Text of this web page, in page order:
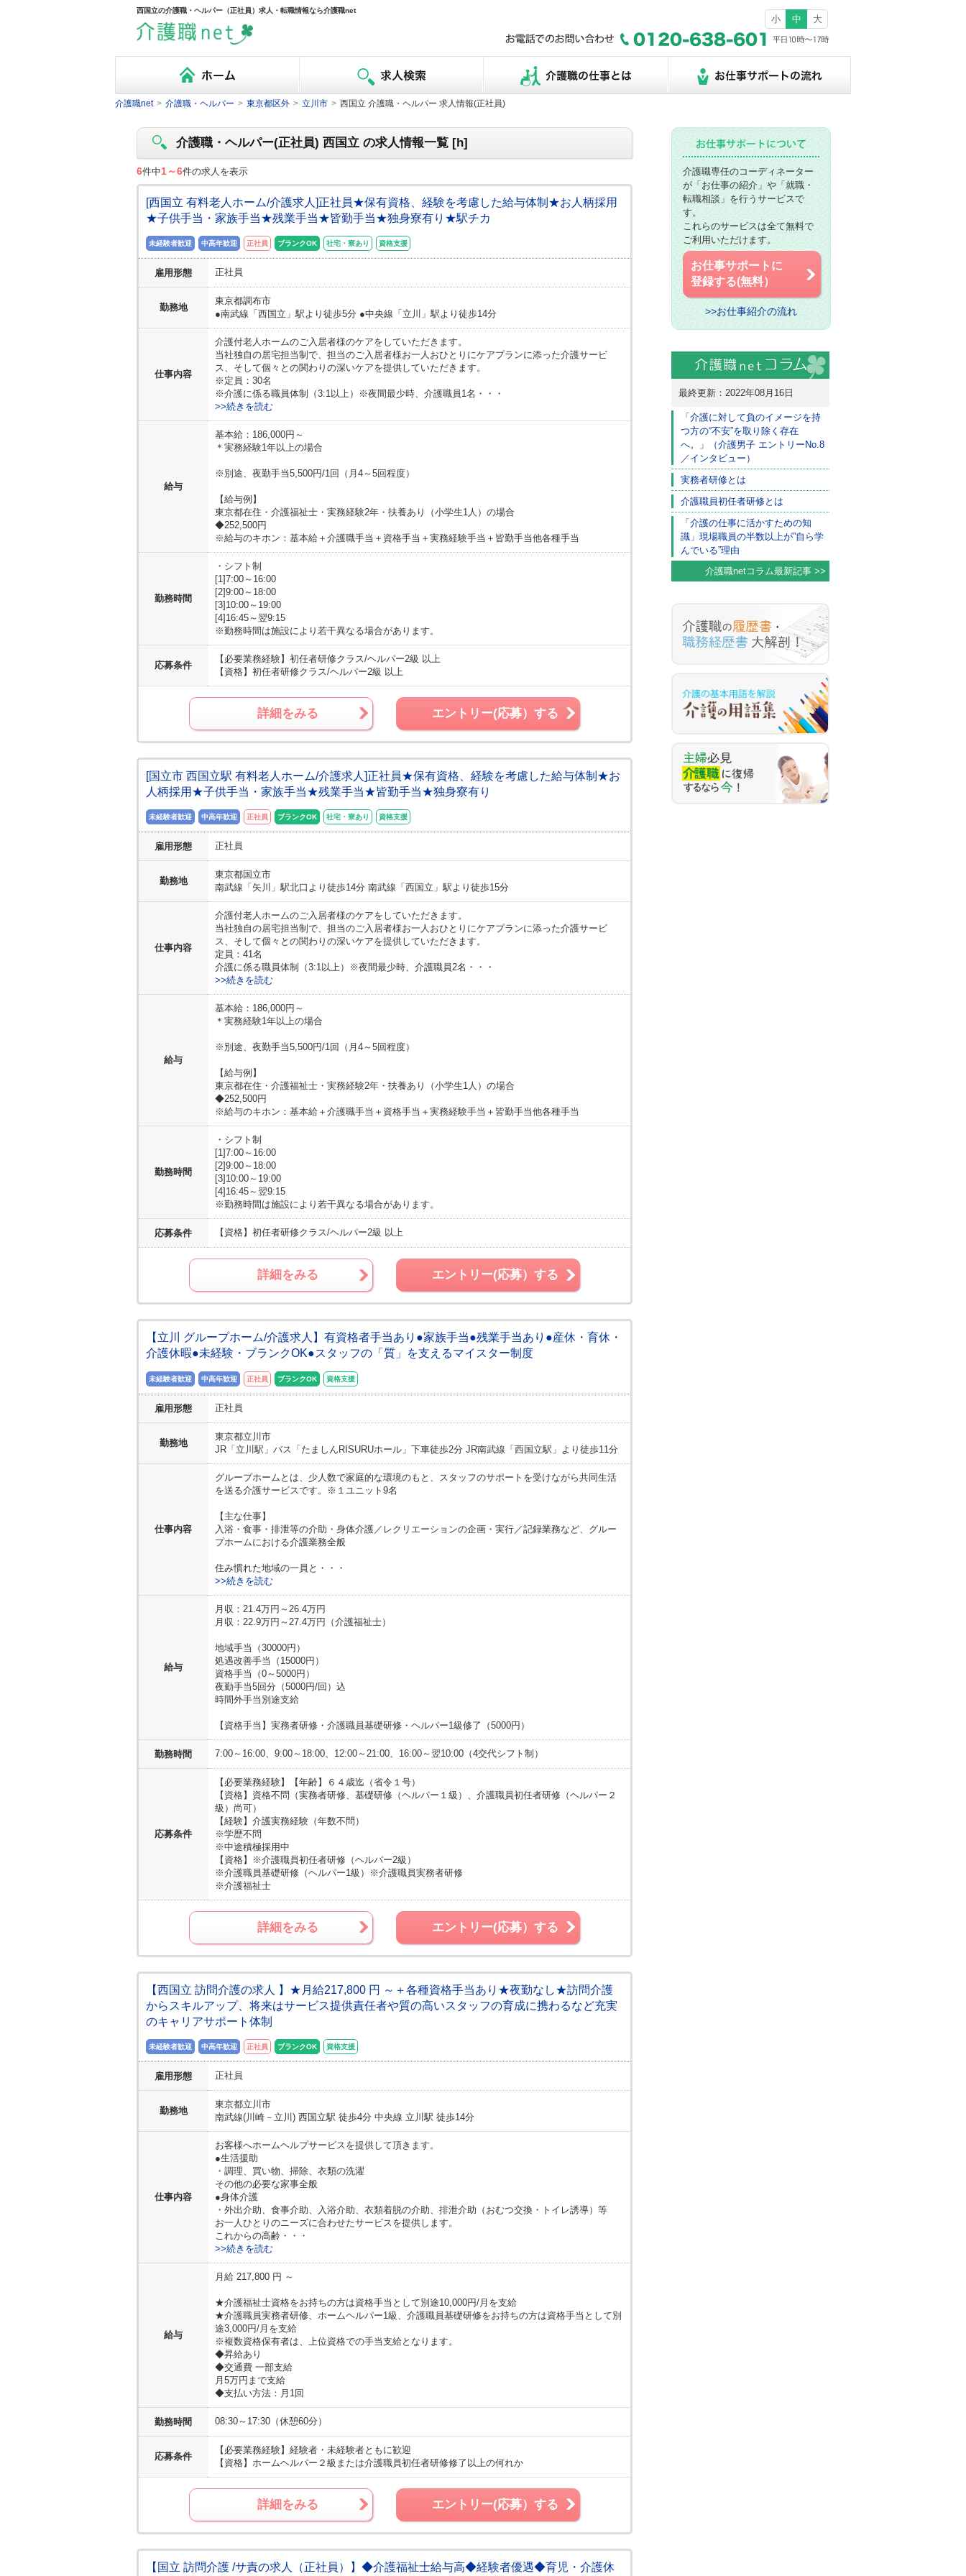
西国立の介護職・ヘルパー（正社員）求人・転職情報なら介護職net
小 中 大
介護職net > 介護職・ヘルパー > 東京都区外 > 立川市 > 西国立 介護職・ヘルパー 求人情報(正社員)
介護職・ヘルパー(正社員) 西国立 の求人情報一覧 [h]
6件中1～6件の求人を表示
[西国立 有料老人ホーム/介護求人]正社員★保有資格、経験を考慮した給与体制★お人柄採用
★子供手当・家族手当★残業手当★皆勤手当★独身寮有り★駅チカ
未経験者歓迎 中高年歓迎 正社員 ブランクOK 社宅・寮あり 資格支援
雇用形態 正社員
勤務地
東京都調布市
●南武線「西国立」駅より徒歩5分 ●中央線「立川」駅より徒歩14分
仕事内容
介護付老人ホームのご入居者様のケアをしていただきます。
当社独自の居宅担当制で、担当のご入居者様お一人おひとりにケアプランに添った介護サービ
ス、そして個々との関わりの深いケアを提供していただきます。
※定員：30名
※介護に係る職員体制（3:1以上）※夜間最少時、介護職員1名・・・
>>続きを読む
給与
基本給：186,000円～
＊実務経験1年以上の場合
※別途、夜勤手当5,500円/1回（月4～5回程度）
【給与例】
東京都在住・介護福祉士・実務経験2年・扶養あり（小学生1人）の場合
◆252,500円
※給与のキホン：基本給＋介護職手当＋資格手当＋実務経験手当＋皆勤手当他各種手当
勤務時間
・シフト制
[1]7:00～16:00
[2]9:00～18:00
[3]10:00～19:00
[4]16:45～翌9:15
※勤務時間は施設により若干異なる場合があります。
応募条件
【必要業務経験】 初任者研修クラス/ヘルパー2級 以上
【資格】 初任者研修クラス/ヘルパー2級 以上
詳細をみる エントリー(応募）する
[国立市 西国立駅 有料老人ホーム/介護求人]正社員★保有資格、経験を考慮した給与体制★お
人柄採用★子供手当・家族手当★残業手当★皆勤手当★独身寮有り
未経験者歓迎 中高年歓迎 正社員 ブランクOK 社宅・寮あり 資格支援
雇用形態 正社員
勤務地
東京都国立市
南武線「矢川」駅北口より徒歩14分 南武線「西国立」駅より徒歩15分
仕事内容
介護付老人ホームのご入居者様のケアをしていただきます。
当社独自の居宅担当制で、担当のご入居者様お一人おひとりにケアプランに添った介護サービ
ス、そして個々との関わりの深いケアを提供していただきます。
定員：41名
介護に係る職員体制（3:1以上）※夜間最少時、介護職員2名・・・
>>続きを読む
給与
基本給：186,000円～
＊実務経験1年以上の場合
※別途、夜勤手当5,500円/1回（月4～5回程度）
【給与例】
東京都在住・介護福祉士・実務経験2年・扶養あり（小学生1人）の場合
◆252,500円
※給与のキホン：基本給＋介護職手当＋資格手当＋実務経験手当＋皆勤手当他各種手当
勤務時間
・シフト制
[1]7:00～16:00
[2]9:00～18:00
[3]10:00～19:00
[4]16:45～翌9:15
※勤務時間は施設により若干異なる場合があります。
応募条件 【資格】 初任者研修クラス/ヘルパー2級 以上
詳細をみる エントリー(応募）する
【立川 グループホーム/介護求人】有資格者手当あり●家族手当●残業手当あり●産休・育休・
介護休暇●未経験・ブランクOK●スタッフの「質」を支えるマイスター制度
未経験者歓迎 中高年歓迎 正社員 ブランクOK 資格支援
雇用形態 正社員
勤務地
東京都立川市
JR「立川駅」バス「たましんRISURUホール」下車徒歩2分 JR南武線「西国立駅」より徒歩11分
仕事内容
グループホームとは、少人数で家庭的な環境のもと、スタッフのサポートを受けながら共同生活
を送る介護サービスです。※１ユニット9名
【主な仕事】
入浴・食事・排泄等の介助・身体介護／レクリエーションの企画・実行／記録業務など、グルー
プホームにおける介護業務全般
住み慣れた地域の一員と・・・
>>続きを読む
給与
月収：21.4万円～26.4万円
月収：22.9万円～27.4万円（介護福祉士）
地域手当（30000円）
処遇改善手当（15000円）
資格手当（0～5000円）
夜勤手当5回分（5000円/回）込
時間外手当別途支給
【資格手当】実務者研修・介護職員基礎研修・ヘルパー1級修了（5000円）
勤務時間 7:00～16:00、9:00～18:00、12:00～21:00、16:00～翌10:00（4交代シフト制）
応募条件
【必要業務経験】
【年齢】６４歳迄（省令１号）
【資格】資格不問（実務者研修、基礎研修（ヘルパー１級）、介護職員初任者研修（ヘルパー２
級）尚可）
【経験】介護実務経験（年数不問）
※学歴不問
※中途積極採用中
【資格】
※介護職員初任者研修（ヘルパー2級）
※介護職員基礎研修（ヘルパー1級）※介護職員実務者研修
※介護福祉士
詳細をみる エントリー(応募）する
【西国立 訪問介護の求人 】★月給217,800 円 ～＋各種資格手当あり★夜勤なし★訪問介護
からスキルアップ、将来はサービス提供責任者や質の高いスタッフの育成に携わるなど充実
のキャリアサポート体制
未経験者歓迎 中高年歓迎 正社員 ブランクOK 資格支援
雇用形態 正社員
勤務地
東京都立川市
南武線(川崎－立川) 西国立駅 徒歩4分 中央線 立川駅 徒歩14分
仕事内容
お客様へホームヘルプサービスを提供して頂きます。
●生活援助
・調理、買い物、掃除、衣類の洗濯
その他の必要な家事全般
●身体介護
・外出介助、食事介助、入浴介助、衣類着脱の介助、排泄介助（おむつ交換・トイレ誘導）等
お一人ひとりのニーズに合わせたサービスを提供します。
これからの高齢・・・
>>続きを読む
給与
月給 217,800 円 ～
★介護福祉士資格をお持ちの方は資格手当として別途10,000円/月を支給
★介護職員実務者研修、ホームヘルパー1級、介護職員基礎研修をお持ちの方は資格手当として別
途3,000円/月を支給
※複数資格保有者は、上位資格での手当支給となります。
◆昇給あり
◆交通費 一部支給
月5万円まで支給
◆支払い方法：月1回
勤務時間 08:30～17:30（休憩60分）
応募条件
【必要業務経験】 経験者・未経験者ともに歓迎
【資格】 ホームヘルパー２級または介護職員初任者研修修了以上の何れか
詳細をみる エントリー(応募）する
【国立 訪問介護 /サ責の求人（正社員）】◆介護福祉士給与高◆経験者優遇◆育児・介護休
介護職専任のコーディネーター
が「お仕事の紹介」や「就職・
転職相談」を行うサービスで
す。
これらのサービスは全て無料で
ご利用いただけます。
お仕事サポートに
登録する(無料）
>>お仕事紹介の流れ
最終更新：2022年08月16日
「介護に対して負のイメージを持
つ方の“不安”を取り除く存在
へ。」（介護男子 エントリーNo.8
／インタビュー）
実務者研修とは
介護職員初任者研修とは
「介護の仕事に活かすための知
識」現場職員の半数以上が”自ら学
んでいる”理由
介護職netコラム最新記事 >>